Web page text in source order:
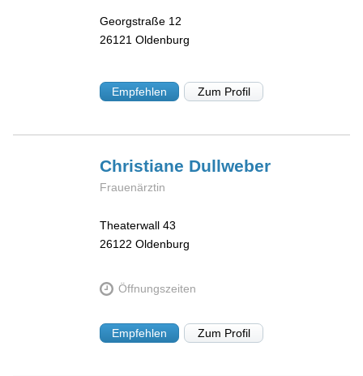
Georgstraße 12
26121 Oldenburg
Empfehlen Zum Profil
Christiane Dullweber
Frauenärztin
Theaterwall 43
26122 Oldenburg
Öffnungszeiten
Empfehlen Zum Profil